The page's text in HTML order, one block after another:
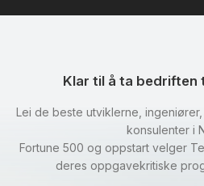
Klar til å ta bedriften
Lei de beste utviklerne,
konsulenter i
Fortune 500 og oppstart velger
deres oppgavekritiske